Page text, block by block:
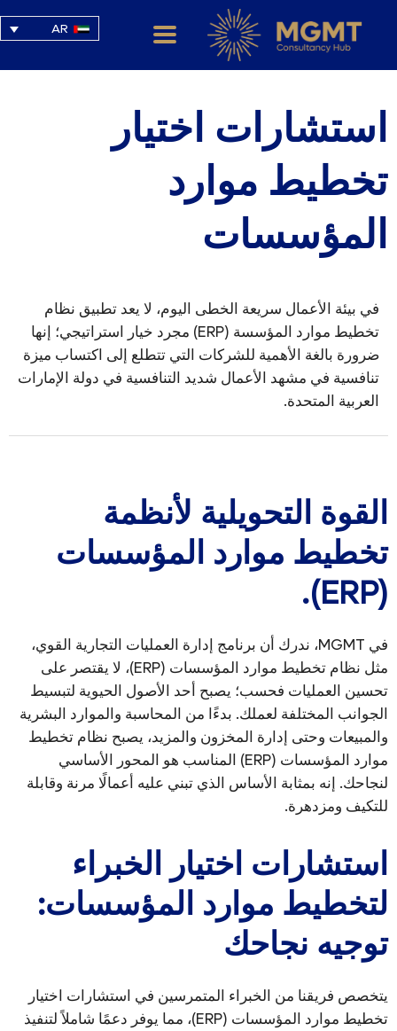
AR
استشارات اختيار
تخطيط موارد
المؤسسات
في بيئة الأعمال سريعة الخطى اليوم، لا يعد تطبيق نظام
تخطيط موارد المؤسسة (ERP) مجرد خيار استراتيجي؛ إنها
ضرورة بالغة الأهمية للشركات التي تتطلع إلى اكتساب ميزة
تنافسية في مشهد الأعمال شديد التنافسية في دولة الإمارات
العربية المتحدة.
القوة التحويلية لأنظمة
تخطيط موارد المؤسسات
(ERP).
في MGMT، ندرك أن برنامج إدارة العمليات التجارية القوي،
مثل نظام تخطيط موارد المؤسسات (ERP)، لا يقتصر على
تحسين العمليات فحسب؛ يصبح أحد الأصول الحيوية لتبسيط
الجوانب المختلفة لعملك. بدءًا من المحاسبة والموارد البشرية
والمبيعات وحتى إدارة المخزون والمزيد، يصبح نظام تخطيط
موارد المؤسسات (ERP) المناسب هو المحور الأساسي
لنجاحك. إنه بمثابة الأساس الذي تبني عليه أعمالًا مرنة وقابلة
للتكيف ومزدهرة.
استشارات اختيار الخبراء
لتخطيط موارد المؤسسات:
توجيه نجاحك
يتخصص فريقنا من الخبراء المتمرسين في استشارات اختيار
تخطيط موارد المؤسسات (ERP)، مما يوفر دعمًا شاملاً لتنفيذ